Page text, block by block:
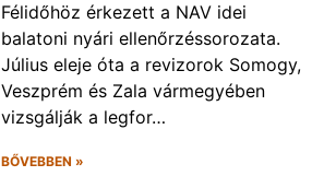
Félidőhöz érkezett a NAV idei
balatoni nyári ellenőrzéssorozata.
Július eleje óta a revizorok Somogy,
Veszprém és Zala vármegyében
vizsgálják a legfor…
BŐVEBBEN »